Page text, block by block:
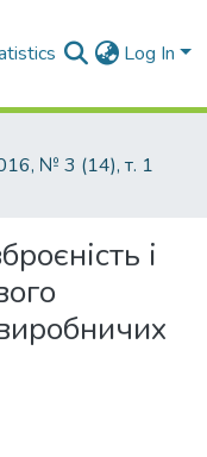
Log In
№ 3 (14), т. 1
і